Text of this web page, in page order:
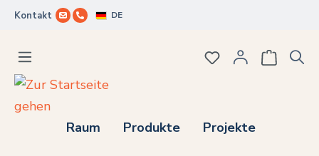
Zum Hauptinhalt springen
Kontakt DE
Raum Produkte Projekte
Du hast 0